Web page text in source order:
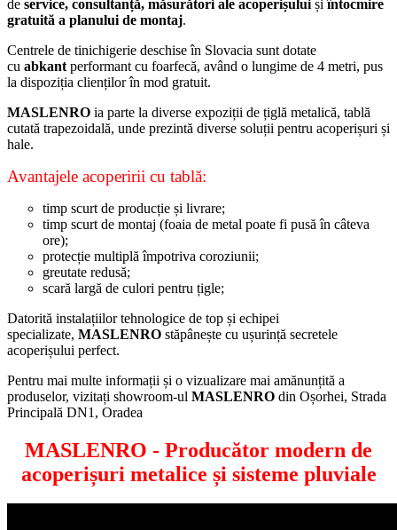
de service, consultanță, măsurători ale acoperișului șiîntocmire
gratuită a planului de montaj.
Centrele de tinichigerie deschise în Slovacia sunt dotate
cu abkant performant cu foarfecă, având o lungime de 4 metri, pus
la dispoziția clienților în mod gratuit.
MASLENRO ia parte la diverse expoziții de țiglă metalică, tablă
cutată trapezoidală, unde prezintă diverse soluții pentru acoperișuri și
hale.
Avantajele acoperirii cu tablă:
timp scurt de producție și livrare;
timp scurt de montaj (foaia de metal poate fi pusă în câteva
ore);
protecție multiplă împotriva coroziunii;
greutate redusă;
scară largă de culori pentru țigle;
Datorită instalațiilor tehnologice de top și echipei
specializate, MASLENRO stăpânește cu ușurință secretele
acoperișului perfect.
Pentru mai multe informații și o vizualizare mai amănunțită a
produselor, vizitați showroom-ul MASLENRO din Oșorhei, Strada
Principală DN1, Oradea
MASLENRO - Producător modern de
acoperișuri metalice și sisteme pluviale